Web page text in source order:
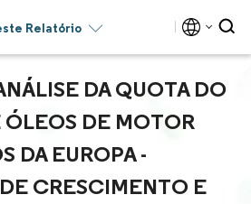
Relatório
DA QUOTA DO
DE MOTOR
DA EUROPA -
CRESCIMENTO E